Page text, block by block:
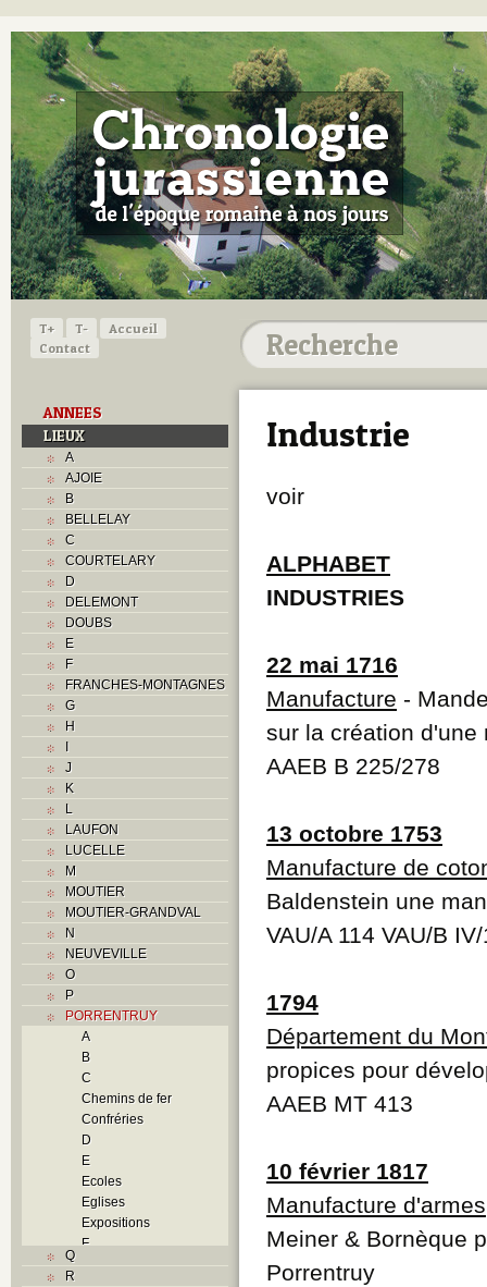
T+ T-
Accueil
Contact
ANNEES
LIEUX
A
AJOIE
B
BELLELAY
C
COURTELARY
D
DELEMONT
DOUBS
E
F
FRANCHES-MONTAGNES
G
H
I
J
K
L
LAUFON
LUCELLE
M
MOUTIER
MOUTIER-GRANDVAL
N
NEUVEVILLE
O
P
PORRENTRUY
A
B
C
Chemins de fer
Confréries
D
E
Ecoles
Eglises
Expositions
F
Q
R
Industrie
voir
ALPHABET
INDUSTRIES
22 mai 1716
Manufacture -
sur la création d'une
AAEB B 225/278
13 octobre 1753
Manufacture de
Baldenstein une
VAU/A 114 VAU/B
1794
Département du
propices pour
AAEB MT 413
10 février 1817
Manufacture d'armes
Meiner & Bornèque
Porrentruy